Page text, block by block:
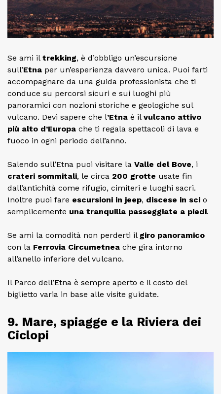
Se ami il trekking, è d’obbligo un’escursione
sull’Etna per un’esperienza davvero unica. Puoi farti
accompagnare da una guida professionista che ti
conduce su percorsi sicuri e sui luoghi più
panoramici con nozioni storiche e geologiche sul
vulcano. Devi sapere che l’Etna è il vulcano attivo
più alto d’Europa che ti regala spettacoli di lava e
fuoco in ogni periodo dell’anno.
Salendo sull’Etna puoi visitare la Valle del Bove, i
crateri sommitali, le circa 200 grotte usate fin
dall’antichità come rifugio, cimiteri e luoghi sacri.
Inoltre puoi fare escursioni in jeep, discese in sci o
semplicemente una tranquilla passeggiate a piedi.
Se ami la comodità non perderti il giro panoramico
con la Ferrovia Circumetnea che gira intorno
all’anello inferiore del vulcano.
Il Parco dell’Etna è sempre aperto e il costo del
biglietto varia in base alle visite guidate.
9. Mare, spiagge e la Riviera dei
Ciclopi